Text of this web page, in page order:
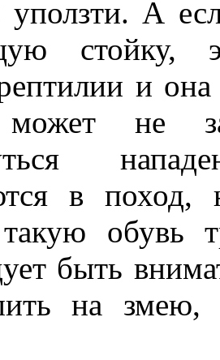
уползти. А
стойку,
и она
может не
в поход,
обувь
быть
на змею,